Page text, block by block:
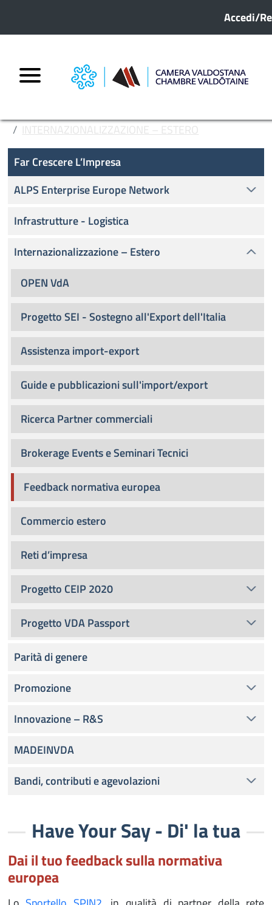
Menu
Accedi/
INTERNAZIONALIZZAZIONE – ESTERO
HAVE YOUR SAY - DI' LA TUA
Have Your Say - Di' la tua
Dai il tuo feedback sulla normativa
europea
Far crescere l'impresa
Far Crescere L’Impresa
ALPS Enterprise Europe Network
Infrastrutture - Logistica
Internazionalizzazione – Estero
OPEN VdA
Progetto SEI - Sostegno all'Export dell'Italia
Assistenza import-export
Guide e pubblicazioni sull'import/export
Ricerca Partner commerciali
Brokerage Events e Seminari Tecnici
Feedback normativa europea
Commercio estero
Reti d’impresa
Progetto CEIP 2020
Progetto VDA Passport
Parità di genere
Promozione
Innovazione – R&S
MADEINVDA
Bandi, contributi e agevolazioni